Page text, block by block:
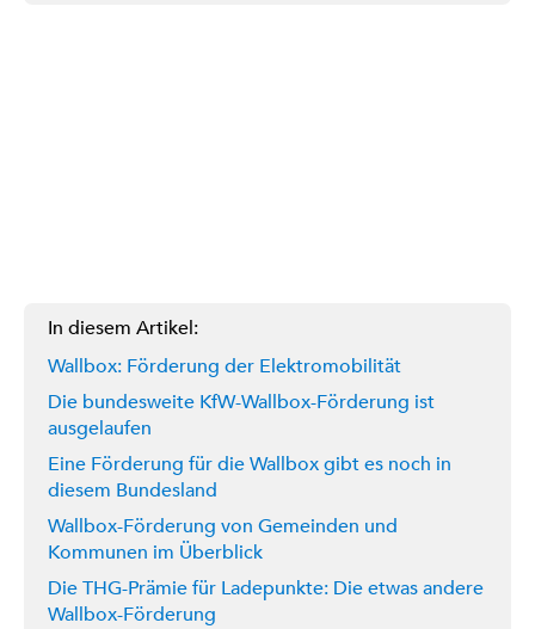
In diesem Artikel:
Wallbox: Förderung der Elektromobilität
Die bundesweite KfW-Wallbox-Förderung ist
ausgelaufen
Eine Förderung für die Wallbox gibt es noch in
diesem Bundesland
Wallbox-Förderung von Gemeinden und
Kommunen im Überblick
Die THG-Prämie für Ladepunkte: Die etwas andere
Wallbox-Förderung